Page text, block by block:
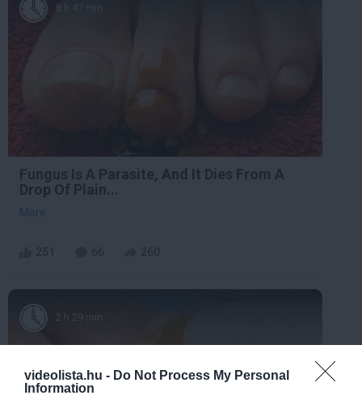
videolista.hu - Do Not Process My Personal
Information
8 h 47 min
Fungus Is A Parasite, And It Dies From A
Drop Of Plain...
More
2 h 29 min